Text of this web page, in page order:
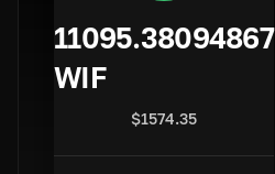
11095.38094867
WIF
$1574.35